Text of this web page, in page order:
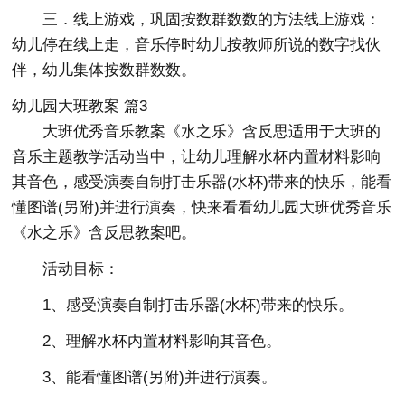
三．线上游戏，巩固按数群数数的方法线上游戏：
幼儿停在线上走，音乐停时幼儿按教师所说的数字找伙
伴，幼儿集体按数群数数。
幼儿园大班教案 篇3
大班优秀音乐教案《水之乐》含反思适用于大班的
音乐主题教学活动当中，让幼儿理解水杯内置材料影响
其音色，感受演奏自制打击乐器(水杯)带来的快乐，能看
懂图谱(另附)并进行演奏，快来看看幼儿园大班优秀音乐
《水之乐》含反思教案吧。
活动目标：
1、感受演奏自制打击乐器(水杯)带来的快乐。
2、理解水杯内置材料影响其音色。
3、能看懂图谱(另附)并进行演奏。